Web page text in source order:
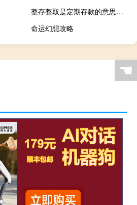
整存整取是定期存款的意思吗（整存整取是定期存款吗）
命运幻想攻略
☚